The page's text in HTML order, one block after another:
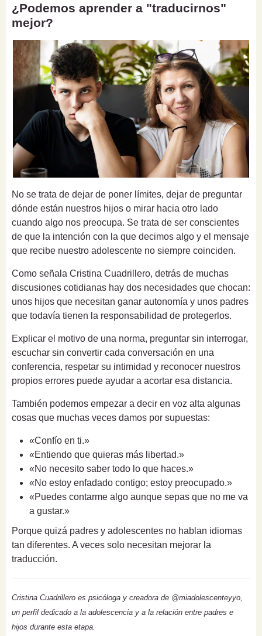
¿Podemos aprender a "traducirnos"
mejor?
No se trata de dejar de poner límites, dejar de preguntar
dónde están nuestros hijos o mirar hacia otro lado
cuando algo nos preocupa. Se trata de ser conscientes
de que la intención con la que decimos algo y el mensaje
que recibe nuestro adolescente no siempre coinciden.
Como señala Cristina Cuadrillero, detrás de muchas
discusiones cotidianas hay dos necesidades que chocan:
unos hijos que necesitan ganar autonomía y unos padres
que todavía tienen la responsabilidad de protegerlos.
Explicar el motivo de una norma, preguntar sin interrogar,
escuchar sin convertir cada conversación en una
conferencia, respetar su intimidad y reconocer nuestros
propios errores puede ayudar a acortar esa distancia.
También podemos empezar a decir en voz alta algunas
cosas que muchas veces damos por supuestas:
«Confío en ti.»
«Entiendo que quieras más libertad.»
«No necesito saber todo lo que haces.»
«No estoy enfadado contigo; estoy preocupado.»
«Puedes contarme algo aunque sepas que no me va
a gustar.»
Porque quizá padres y adolescentes no hablan idiomas
tan diferentes. A veces solo necesitan mejorar la
traducción.
Cristina Cuadrillero es psicóloga y creadora de @miadolescenteyyo,
un perfil dedicado a la adolescencia y a la relación entre padres e
hijos durante esta etapa.